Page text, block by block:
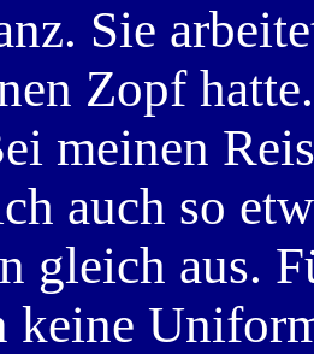
Sie
Zopf
meinen
auch so
gleich aus.
keine